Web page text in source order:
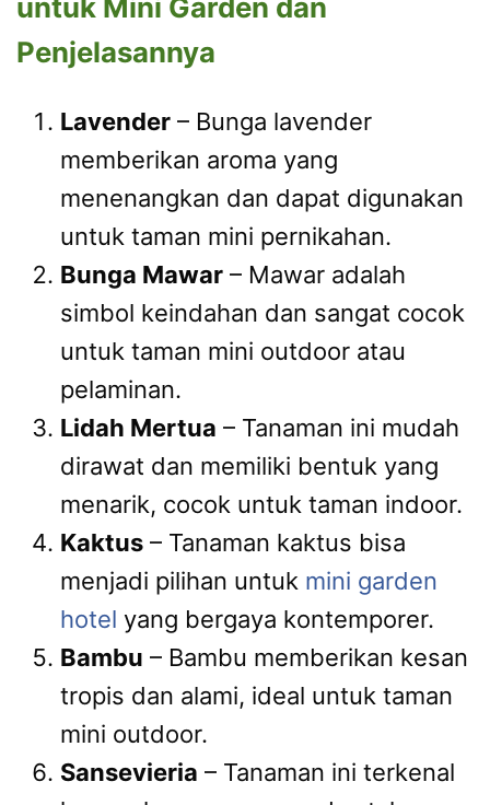
untuk Mini Garden dan
Penjelasannya
Lavender – Bunga lavender
memberikan aroma yang
menenangkan dan dapat digunakan
untuk taman mini pernikahan.
Bunga Mawar – Mawar adalah
simbol keindahan dan sangat cocok
untuk taman mini outdoor atau
pelaminan.
Lidah Mertua – Tanaman ini mudah
dirawat dan memiliki bentuk yang
menarik, cocok untuk taman indoor.
Kaktus – Tanaman kaktus bisa
menjadi pilihan untuk mini garden
hotel yang bergaya kontemporer.
Bambu – Bambu memberikan kesan
tropis dan alami, ideal untuk taman
mini outdoor.
Sansevieria – Tanaman ini terkenal